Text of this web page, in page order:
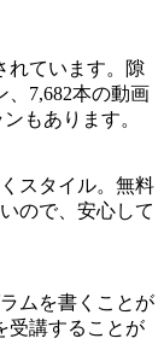
れています。隙
、7,682本の動画
もあります。
スタイル。無料
ので、安心して
ムを書くことが
受講することが